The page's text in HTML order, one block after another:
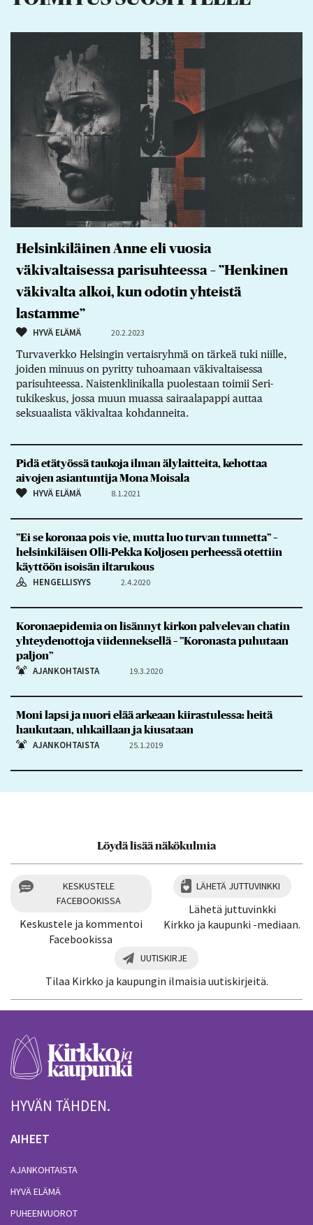
Helsinkiläinen Anne eli vuosia
väkivaltaisessa parisuhteessa – ”Henkinen
väkivalta alkoi, kun odotin yhteistä
lastamme”
HYVÄ ELÄMÄ 20.2.2023
Turvaverkko Helsingin vertaisryhmä on tärkeä tuki niille,
joiden minuus on pyritty tuhoamaan väkivaltaisessa
parisuhteessa. Naistenklinikalla puolestaan toimii Seri-
tukikeskus, jossa muun muassa sairaalapappi auttaa
seksuaalista väkivaltaa kohdanneita.
Pidä etätyössä taukoja ilman älylaitteita, kehottaa
aivojen asiantuntija Mona Moisala
HYVÄ ELÄMÄ 8.1.2021
’’Ei se koronaa pois vie, mutta luo turvan tunnetta’’ –
helsinkiläisen Olli-Pekka Koljosen perheessä otettiin
käyttöön isoisän iltarukous
HENGELLISYYS 2.4.2020
Koronaepidemia on lisännyt kirkon palvelevan chatin
yhteydenottoja viidenneksellä – ”Koronasta puhutaan
paljon”
AJANKOHTAISTA 19.3.2020
Moni lapsi ja nuori elää arkeaan kiirastulessa: heitä
haukutaan, uhkaillaan ja kiusataan
AJANKOHTAISTA 25.1.2019
Löydä lisää näkökulmia
KESKUSTELE
FACEBOOKISSA
Keskustele ja kommentoi
Facebookissa
LÄHETÄ JUTTUVINKKI
Lähetä juttuvinkki
Kirkko ja kaupunki -mediaan.
UUTISKIRJE
Tilaa Kirkko ja kaupungin ilmaisia uutiskirjeitä.
HYVÄN TÄHDEN.
AIHEET
AJANKOHTAISTA
HYVÄ ELÄMÄ
PUHEENVUOROT